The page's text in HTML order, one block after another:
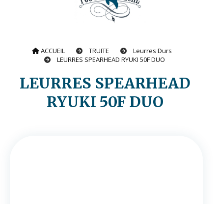
ACCUEIL TRUITE
Leurres Durs
LEURRES SPEARHEAD RYUKI 50F DUO
LEURRES SPEARHEAD
RYUKI 50F DUO